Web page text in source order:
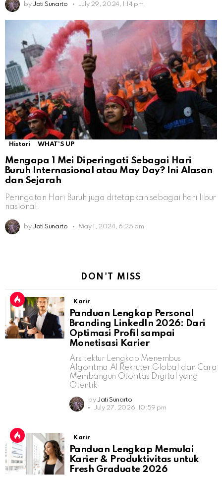
by Jati Sunarto July 29, 2024, 1:14 pm
Histori WHAT'S UP
Mengapa 1 Mei Diperingati Sebagai Hari
Buruh Internasional atau May Day? Ini Alasan
dan Sejarah
Peringatan Hari Buruh juga ditetapkan sebagai hari libur
nasional.
by Jati Sunarto May 1, 2024, 6:25 pm
DON'T MISS
Karir
Panduan Lengkap Personal
Branding LinkedIn 2026: Dari
Optimasi Profil sampai
Monetisasi Karier
Arsitektur Lengkap Menembus
Algoritma AI Rekruter Global dan Cara
Membangun Otoritas Digital yang
Otentik
by Jati Sunarto
July 27, 2026, 10:59 pm
Karir
Panduan Lengkap Memulai
Karier & Produktivitas untuk
Fresh Graduate 2026